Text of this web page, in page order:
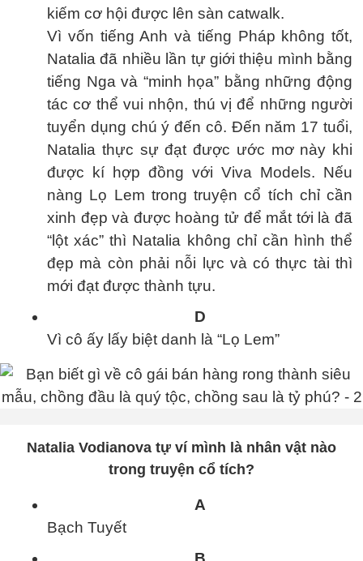
kiếm cơ hội được lên sàn catwalk.
Vì vốn tiếng Anh và tiếng Pháp không tốt,
Natalia đã nhiều lần tự giới thiệu mình bằng
tiếng Nga và “minh họa” bằng những động
tác cơ thể vui nhộn, thú vị để những người
tuyển dụng chú ý đến cô. Đến năm 17 tuổi,
Natalia thực sự đạt được ước mơ này khi
được kí hợp đồng với Viva Models. Nếu
nàng Lọ Lem trong truyện cổ tích chỉ cần
xinh đẹp và được hoàng tử để mắt tới là đã
“lột xác” thì Natalia không chỉ cần hình thể
đẹp mà còn phải nỗi lực và có thực tài thì
mới đạt được thành tựu.
D
Vì cô ấy lấy biệt danh là “Lọ Lem”
Natalia Vodianova tự ví mình là nhân vật nào
trong truyện cổ tích?
A
Bạch Tuyết